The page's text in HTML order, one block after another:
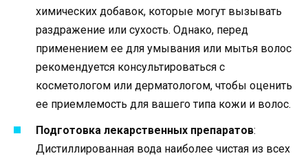
химических добавок, которые могут вызывать
раздражение или сухость. Однако, перед
применением ее для умывания или мытья волос
рекомендуется консультироваться с
косметологом или дерматологом, чтобы оценить
ее приемлемость для вашего типа кожи и волос.
Подготовка лекарственных препаратов:
Дистиллированная вода наиболее чистая из всех